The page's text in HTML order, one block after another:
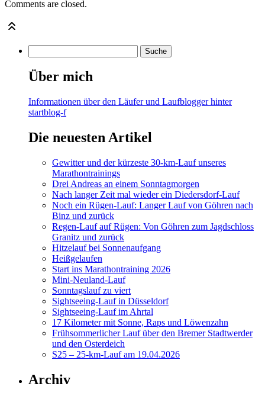
Comments are closed.
Über mich
Informationen über den Läufer und Laufblogger hinter
startblog-f
Die neuesten Artikel
Gewitter und der kürzeste 30-km-Lauf unseres
Marathontrainings
Drei Andreas an einem Sonntagmorgen
Nach langer Zeit mal wieder ein Diedersdorf-Lauf
Noch ein Rügen-Lauf: Langer Lauf von Göhren nach
Binz und zurück
Regen-Lauf auf Rügen: Von Göhren zum Jagdschloss
Granitz und zurück
Hitzelauf bei Sonnenaufgang
Heißgelaufen
Start ins Marathontraining 2026
Mini-Neuland-Lauf
Sonntagslauf zu viert
Sightseeing-Lauf in Düsseldorf
Sightseeing-Lauf im Ahrtal
17 Kilometer mit Sonne, Raps und Löwenzahn
Frühsommerlicher Lauf über den Bremer Stadtwerder
und den Osterdeich
S25 – 25-km-Lauf am 19.04.2026
Archiv